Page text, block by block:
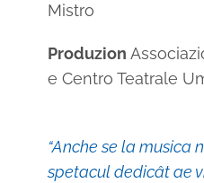
Mistro
Produzion
e Centro Teatrale
“Anche se la musica
spetacul dedicât ae